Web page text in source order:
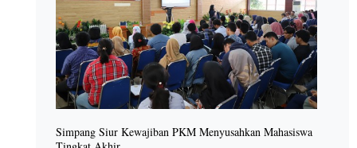
Simpang Siur Kewajiban PKM Menyusahkan Mahasiswa